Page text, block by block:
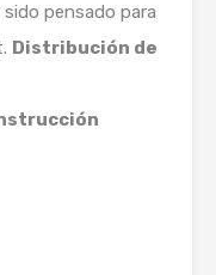
pensado para
Distribución de